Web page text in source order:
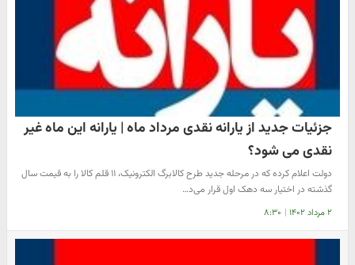
جزئیات جدید از یارانه نقدی مرداد ماه | یارانه این ماه غیر
نقدی می شود؟
دولت اعلام کرده که در مرحله جدید طرح کالابرگ الکترونیک، ۱۱ قلم کالا را به قیمت سال
گذشته در اختیار سه دهک اول قرار می‌د…
۲ مرداد ۱۴۰۲ | ۸:۳۰